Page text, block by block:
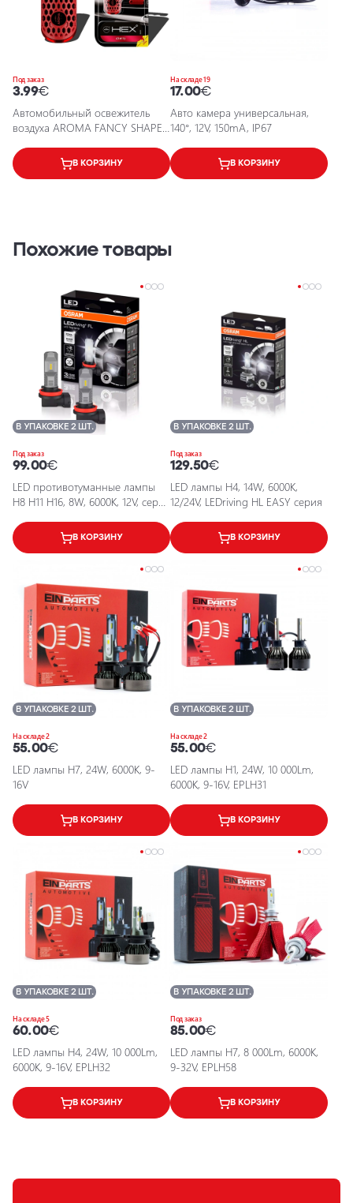
Под заказ
3.99€
Автомобильный освежитель
воздуха AROMA FANCY SHAPES
В КОРЗИНУ
На складе 19
17.00€
Авто камера универсальная,
140°, 12V, 150mA, IP67
В КОРЗИНУ
Похожие товары
Под заказ
В УПАКОВКЕ 2 ШТ.
99.00€
LED противотуманные лампы
H8 H11 H16, 8W, 6000K, 12V, серия
В КОРЗИНУ
Под заказ
В УПАКОВКЕ 2 ШТ.
129.50€
LED лампы H4, 14W, 6000K,
12/24V, LEDriving HL EASY серия
В КОРЗИНУ
На складе 2
В УПАКОВКЕ 2 ШТ.
55.00€
LED лампы H7, 24W, 6000K, 9-
16V
В КОРЗИНУ
На складе 2
В УПАКОВКЕ 2 ШТ.
55.00€
LED лампы H1, 24W, 10 000Lm,
6000K, 9-16V, EPLH31
В КОРЗИНУ
На складе 5
В УПАКОВКЕ 2 ШТ.
60.00€
LED лампы H4, 24W, 10 000Lm,
6000K, 9-16V, EPLH32
В КОРЗИНУ
Под заказ
В УПАКОВКЕ 2 ШТ.
85.00€
LED лампы H7, 8 000Lm, 6000K,
9-32V, EPLH58
В КОРЗИНУ